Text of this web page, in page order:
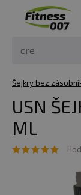
Šejkry bez
USN
ML